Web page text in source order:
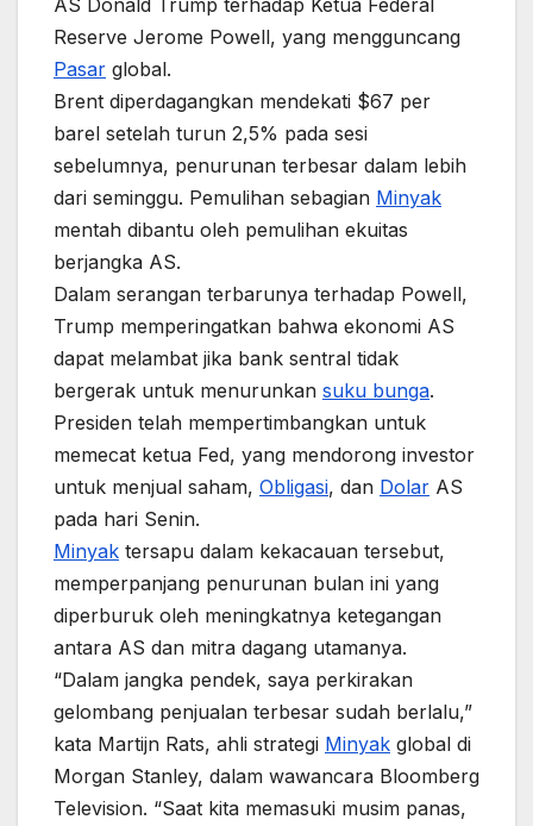
Reserve Jerome Powell, yang mengguncang
Pasar global.
Brent diperdagangkan mendekati $67 per
barel setelah turun 2,5% pada sesi
sebelumnya, penurunan terbesar dalam lebih
dari seminggu. Pemulihan sebagian Minyak
mentah dibantu oleh pemulihan ekuitas
berjangka AS.
Dalam serangan terbarunya terhadap Powell,
Trump memperingatkan bahwa ekonomi AS
dapat melambat jika bank sentral tidak
bergerak untuk menurunkan suku bunga.
Presiden telah mempertimbangkan untuk
memecat ketua Fed, yang mendorong investor
untuk menjual saham, Obligasi, dan Dolar AS
pada hari Senin.
Minyak tersapu dalam kekacauan tersebut,
memperpanjang penurunan bulan ini yang
diperburuk oleh meningkatnya ketegangan
antara AS dan mitra dagang utamanya.
“Dalam jangka pendek, saya perkirakan
gelombang penjualan terbesar sudah berlalu,”
kata Martijn Rats, ahli strategi Minyak global di
Morgan Stanley, dalam wawancara Bloomberg
Television. “Saat kita memasuki musim panas,